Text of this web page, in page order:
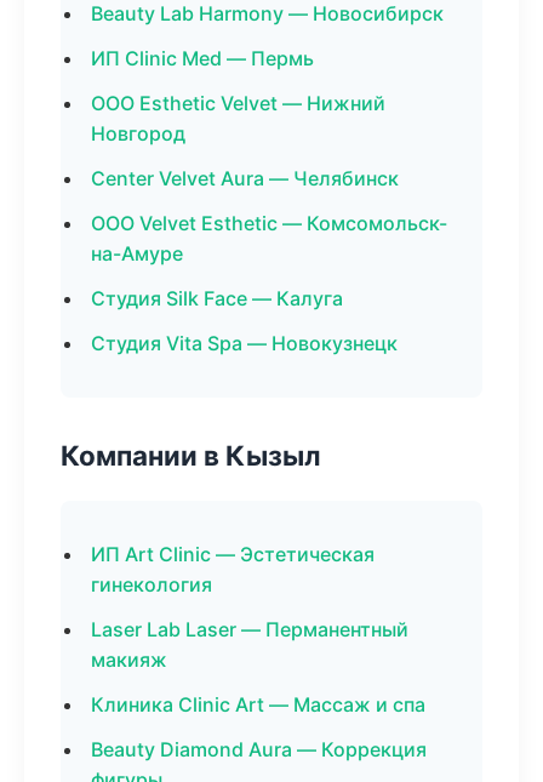
Beauty Lab Harmony — Новосибирск
ИП Clinic Med — Пермь
ООО Esthetic Velvet — Нижний
Новгород
Center Velvet Aura — Челябинск
ООО Velvet Esthetic — Комсомольск-
на-Амуре
Студия Silk Face — Калуга
Студия Vita Spa — Новокузнецк
Компании в Кызыл
ИП Art Clinic — Эстетическая
гинекология
Laser Lab Laser — Перманентный
макияж
Клиника Clinic Art — Массаж и спа
Beauty Diamond Aura — Коррекция